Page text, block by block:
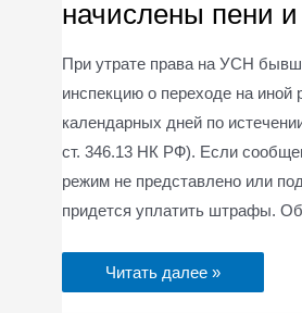
начислены пени
При утрате права на УСН
инспекцию о переходе на иной
календарных дней по
ст. 346.13 НК РФ). Если
режим не представлено или
придется уплатить штрафы.
Читать далее »